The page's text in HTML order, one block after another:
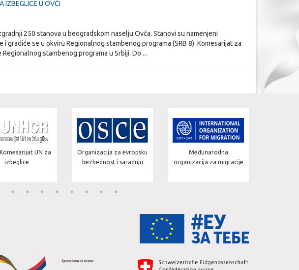
IZBEGLICE U OVČI
250 stanova u beogradskom naselju Ovča. Stanovi su namenjeni
gradiće se u okviru Regionalnog stambenog programa (SRB 8). Komesarijat za
stambenog programa u Srbiji. Do ...
UN za
izbeglice
Organizacija za evropsku
bezbednost i saradnju
Međunarodna
organizacija za migracije